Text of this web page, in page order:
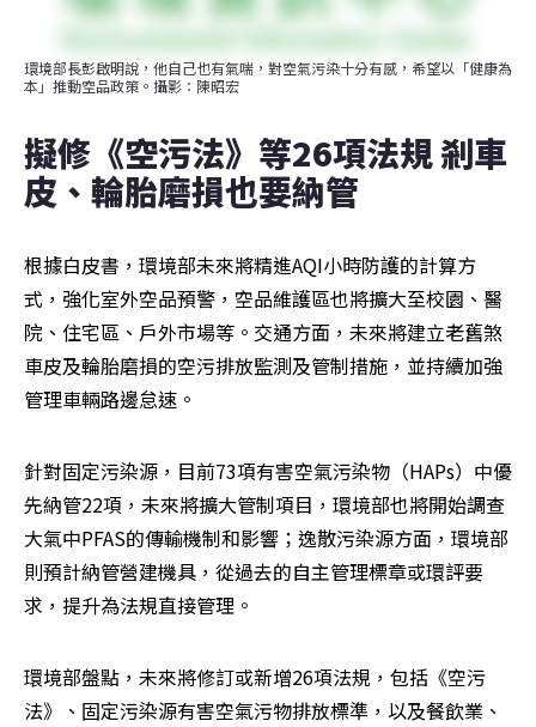
環境部長彭啟明說，他自己也有氣喘，對空氣污染十分有感，希望以「健康為
本」推動空品政策。攝影：陳昭宏
擬修《空污法》等26項法規 剎車
皮、輪胎磨損也要納管
根據白皮書，環境部未來將精進AQI小時防護的計算方
式，強化室外空品預警，空品維護區也將擴大至校園、醫
院、住宅區、戶外市場等。交通方面，未來將建立老舊煞
車皮及輪胎磨損的空污排放監測及管制措施，並持續加強
管理車輛路邊怠速。
針對固定污染源，目前73項有害空氣污染物（HAPs）中優
先納管22項，未來將擴大管制項目，環境部也將開始調查
大氣中PFAS的傳輸機制和影響；逸散污染源方面，環境部
則預計納管營建機具，從過去的自主管理標章或環評要
求，提升為法規直接管理。
環境部盤點，未來將修訂或新增26項法規，包括《空污
法》、固定污染源有害空氣污物排放標準，以及餐飲業、